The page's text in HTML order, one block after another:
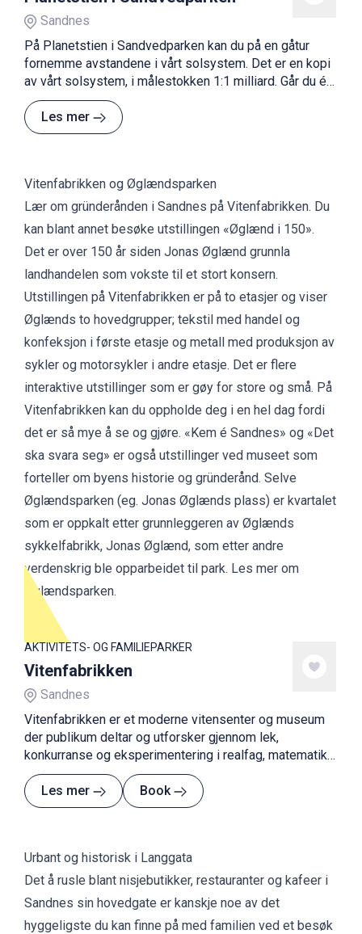
Sandnes
På Planetstien i Sandvedparken kan du på en gåtur
fornemme avstandene i vårt solsystem. Det er en kopi
av vårt solsystem, i målestokken 1:1 milliard. Går du én
meter på stien, tilsvarer det 1 million kilometer i
verdensrommet. Planetstien er også fin på sykkel.
Les mer
Vitenfabrikken og Øglændsparken
Lær om gründerånden i Sandnes på Vitenfabrikken. Du
kan blant annet besøke utstillingen «Øglænd i 150».
Det er over 150 år siden Jonas Øglænd grunnla
landhandelen som vokste til et stort konsern.
Utstillingen på Vitenfabrikken er på to etasjer og viser
Øglænds to hovedgrupper; tekstil med handel og
konfeksjon i første etasje og metall med produksjon av
sykler og motorsykler i andre etasje. Det er flere
interaktive utstillinger som er gøy for store og små. På
Vitenfabrikken kan du oppholde deg i en hel dag fordi
det er så mye å se og gjøre. «Kem é Sandnes» og «Det
ska svara seg» er også utstillinger ved museet som
forteller om byens historie og gründerånd. Selve
Øglændsparken (eg. Jonas Øglænds plass) er kvartalet
som er oppkalt etter grunnleggeren av Øglænds
sykkelfabrikk, Jonas Øglænd, som etter andre
verdenskrig ble opparbeidet til park. Les mer om
Øglændsparken.
AKTIVITETS- OG FAMILIEPARKER
Vitenfabrikken
Sandnes
Vitenfabrikken er et moderne vitensenter og museum
der publikum deltar og utforsker gjennom lek,
konkurranse og eksperimentering i realfag, matematikk
og teknologi.
Les mer
Book
Urbant og historisk i Langgata
Det å rusle blant nisjebutikker, restauranter og kafeer i
Sandnes sin hovedgate er kanskje noe av det
hyggeligste du kan finne på med familien ved et besøk